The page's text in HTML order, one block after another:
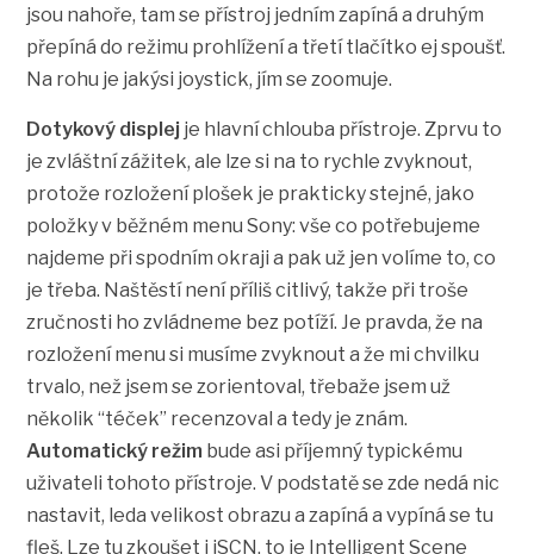
jsou nahoře, tam se přístroj jedním zapíná a druhým
přepíná do režimu prohlížení a třetí tlačítko ej spoušť.
Na rohu je jakýsi joystick, jím se zoomuje.
Dotykový displej je hlavní chlouba přístroje. Zprvu to
je zvláštní zážitek, ale lze si na to rychle zvyknout,
protože rozložení plošek je prakticky stejné, jako
položky v běžném menu Sony: vše co potřebujeme
najdeme při spodním okraji a pak už jen volíme to, co
je třeba. Naštěstí není příliš citlivý, takže při troše
zručnosti ho zvládneme bez potíží. Je pravda, že na
rozložení menu si musíme zvyknout a že mi chvilku
trvalo, než jsem se zorientoval, třebaže jsem už
několik “téček” recenzoval a tedy je znám.
Automatický režim bude asi příjemný typickému
uživateli tohoto přístroje. V podstatě se zde nedá nic
nastavit, leda velikost obrazu a zapíná a vypíná se tu
fleš. Lze tu zkoušet i iSCN, to je Intelligent Scene